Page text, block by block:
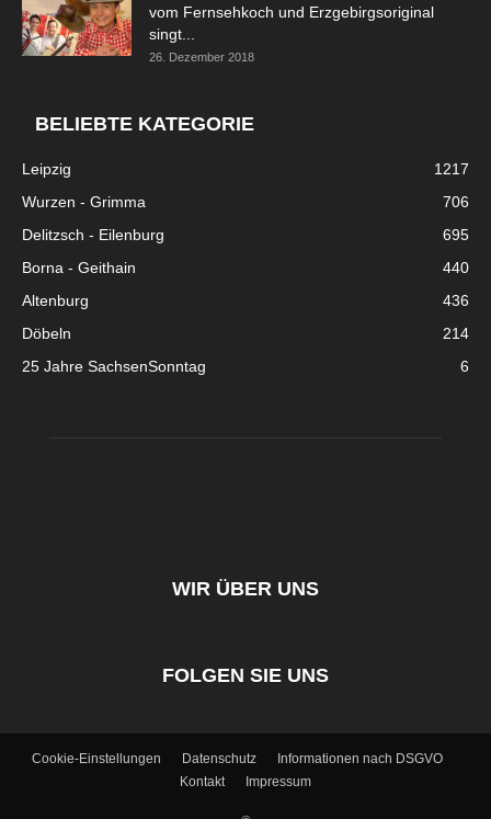
vom Fernsehkoch und Erzgebirgsoriginal
singt...
26. Dezember 2018
BELIEBTE KATEGORIE
Leipzig
1217
Wurzen - Grimma
706
Delitzsch - Eilenburg
695
Borna - Geithain
440
Altenburg
436
Döbeln
214
25 Jahre SachsenSonntag
6
WIR ÜBER UNS
FOLGEN SIE UNS
Cookie-Einstellungen Datenschutz
Informationen nach DSGVO
Kontakt
Impressum